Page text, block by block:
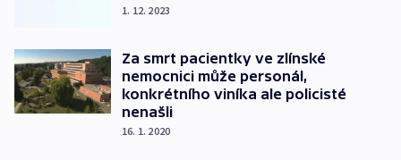
1. 12. 2023
Za smrt pacientky ve zlínské
nemocnici může personál,
konkrétního viníka ale policisté
nenašli
16. 1. 2020